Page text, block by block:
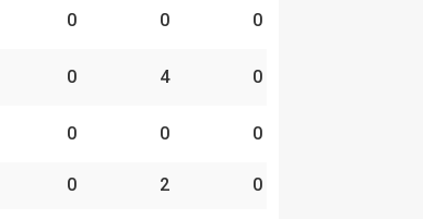
0 0 0
0 4 0
0 0 0
0 2 0